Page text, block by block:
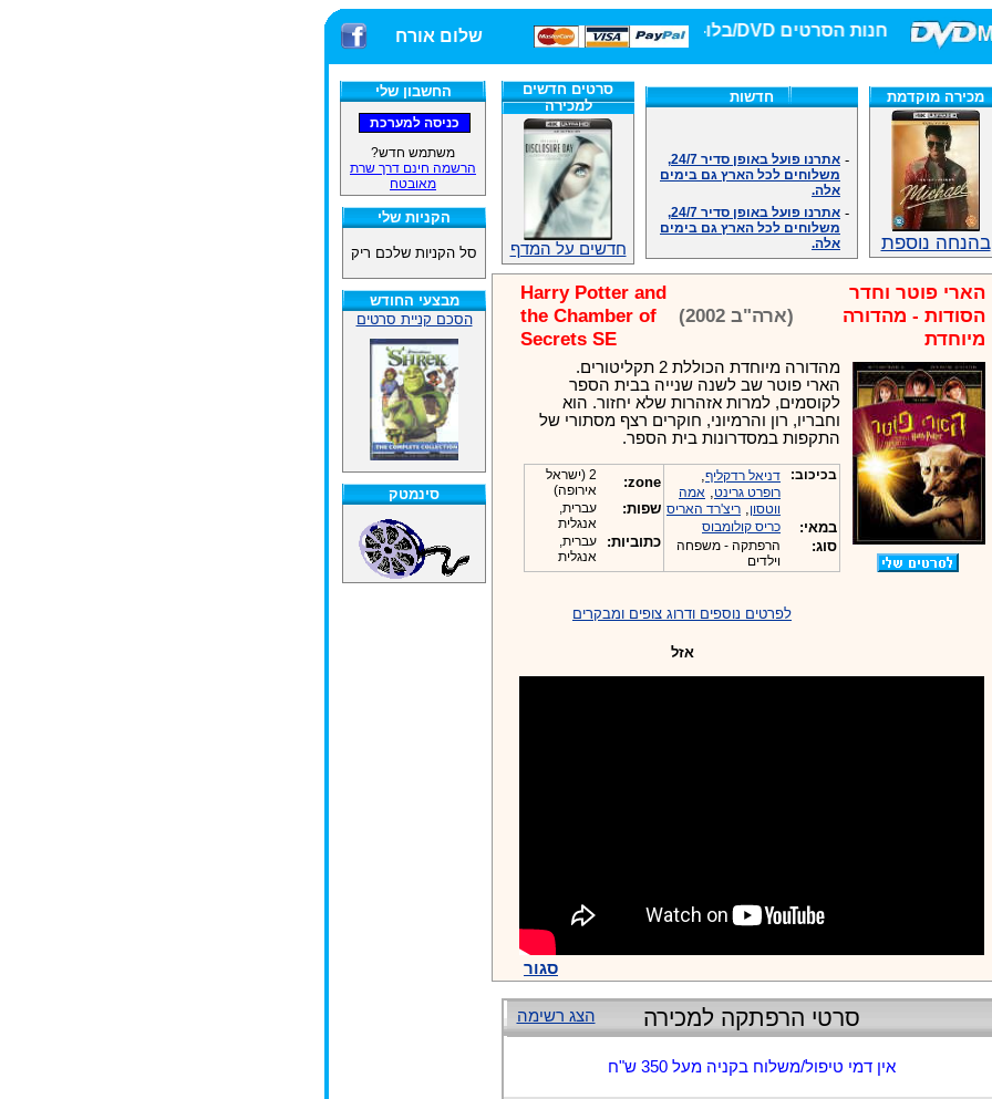
חנות הסרטים DVD/בלו-ריי/3D הגדולה ביותר! שלום אורח
החשבון שלי
משתמש חדש?
הרשמה חינם דרך שרת
מאובטח
הקניות שלי
סל הקניות שלכם ריק
מבצעי החודש
הסכם קניית סרטים
סינמטק
מכירה מוקדמת
בהנחה נוספת
חדשות
משלוחים לכל הארץ גם בימים
אלה.
משלוחים לכל הארץ גם בימים
אלה.
אנחנו כאן לכול שאלה וזמינים
במענה הטלפוני שלנו.ובמייל
.האתר לרשותכם פעיל 24/7
- צוות דיוידי מאסטר ישיר.
לרשותכם פעיל 24/7
צוות דיוידי מאסטר ישיר.
אנחנו כאן לכול שאלה וזמינים
במענה הטלפוני שלנו.ובמייל
.האתר לרשותכם 24/7
מענה טלפוני: 09-7652392
צוות דיוידי מאסטר ישיר.
סרטים חדשים
למכירה
חדשים על המדף
הארי פוטר וחדר
הסודות - מהדורה
מיוחדת
(ארה"ב 2002)
Harry Potter and
the Chamber of
Secrets SE
מהדורה מיוחדת הכוללת 2 תקליטורים.
הארי פוטר שב לשנה שנייה בבית הספר
לקוסמים, למרות אזהרות שלא יחזור. הוא
וחבריו, רון והרמיוני, חוקרים רצף מסתורי של
התקפות במסדרונות בית הספר.
בכיכוב: דניאל רדקליף,
רופרט גרינט, אמה
ווטסון, ריצ'רד האריס
במאי: כריס קולומבוס
סוג:
הרפתקה - משפחה
וילדים
zone:
2 (ישראל
אירופה)
שפות:
עברית,
אנגלית
כתוביות:
עברית,
אנגלית
לפרטים נוספים ודרוג צופים ומבקרים
אזל
סגור
הצג רשימה סרטי הרפתקה למכירה
אין דמי טיפול/משלוח בקניה מעל 350 ש"ח